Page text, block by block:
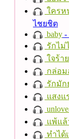
ใครห
ไชยชิต
baby -
รักไม่
ใจร้าย
กล่อม
รักมัก
แสงแ
แพ้แล้
ทำได้